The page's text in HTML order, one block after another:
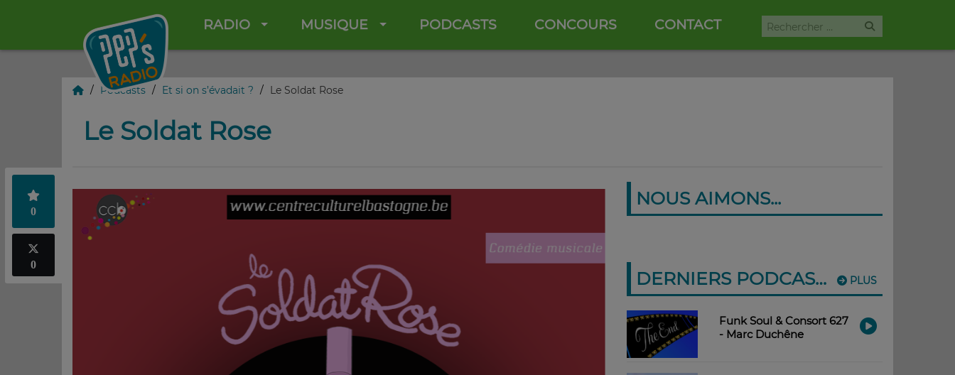
RADIO MUSIQUE PODCASTS CONCOURS CONTACT
Podcasts Et si on s’évadait ? Le Soldat Rose
Le Soldat Rose
0
0
NOUS AIMONS...
PLUS
DERNIERS PODCASTS
Funk Soul & Consort 627
- Marc Duchêne